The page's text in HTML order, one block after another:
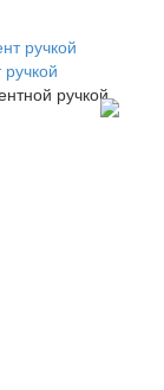
ручкой